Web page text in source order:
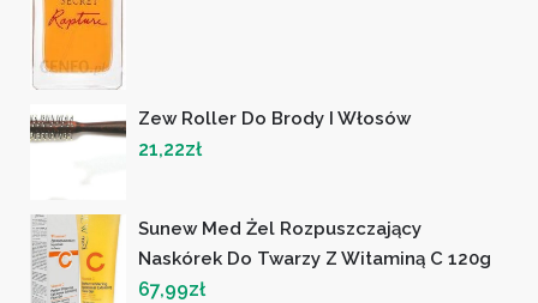
Zew Roller Do Brody I Włosów
21,22zł
Sunew Med Żel Rozpuszczający
Naskórek Do Twarzy Z Witaminą C 120g
67,99zł